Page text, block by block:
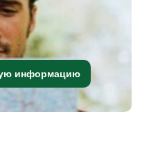
информацию